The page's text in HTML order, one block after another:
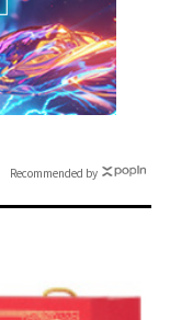
Recommended by